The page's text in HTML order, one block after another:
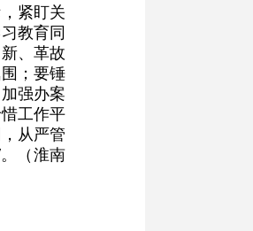
紧盯关
教育同
、革故
；要锤
强办案
工作平
从严管
（淮南